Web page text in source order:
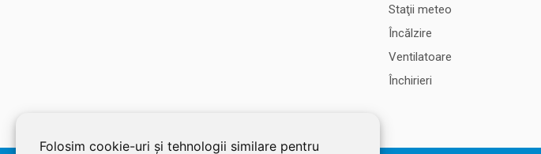
Folosim cookie-uri și tehnologii similare pentru
Staţii meteo
Încălzire
Ventilatoare
Închirieri